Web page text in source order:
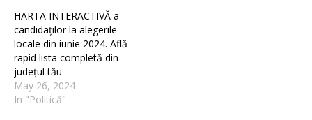
HARTA INTERACTIVĂ a
candidaților la alegerile
locale din iunie 2024. Află
rapid lista completă din
județul tău
May 26, 2024
In "Politică"